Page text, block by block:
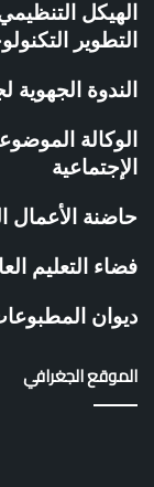
الهيكل
التطوير
الندوة
الوكالة
الإجتماعية
حاضنة الأعمال
فضاء التعليم
ديوان
الموقع الجغرافي